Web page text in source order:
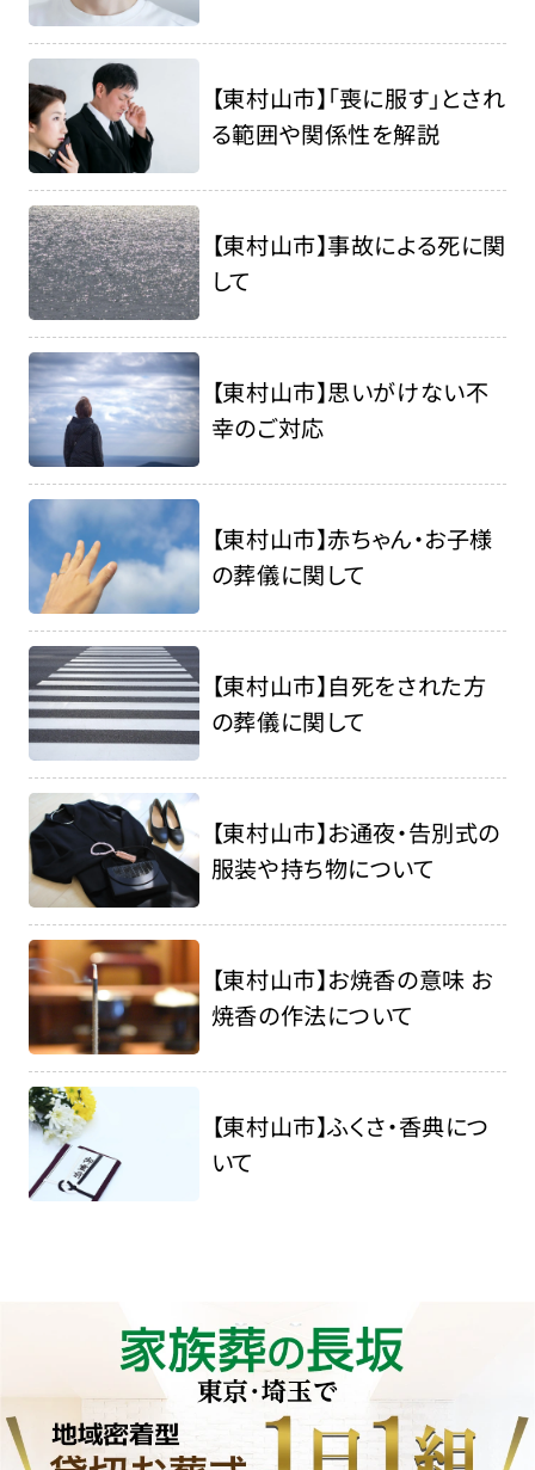
【東村山市】「喪に服す」とされ
る範囲や関係性を解説
【東村山市】事故による死に関
して
【東村山市】思いがけない不
幸のご対応
【東村山市】赤ちゃん・お子様
の葬儀に関して
【東村山市】自死をされた方
の葬儀に関して
【東村山市】お通夜・告別式の
服装や持ち物について
【東村山市】お焼香の意味 お
焼香の作法について
【東村山市】ふくさ・香典につ
いて